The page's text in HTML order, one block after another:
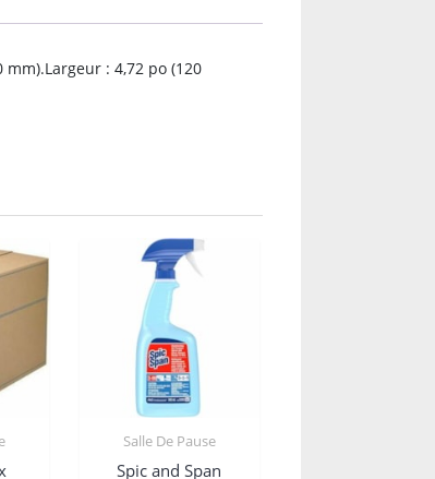
: 4,72 po (120
Salle De Pause
Spic and Span